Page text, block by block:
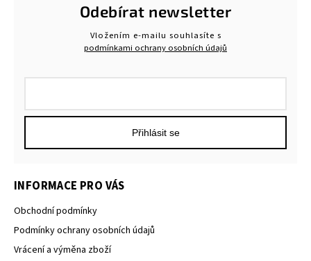
Odebírat newsletter
Vložením e-mailu souhlasíte s
podmínkami ochrany osobních údajů
Přihlásit se
INFORMACE PRO VÁS
Obchodní podmínky
Podmínky ochrany osobních údajů
Vrácení a výměna zboží